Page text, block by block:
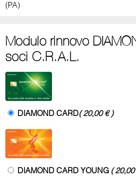
(PA)
Modulo rinnovo
soci C.R.A.L.
DIAMOND CARD( 20,00 € )
DIAMOND CARD YOUNG ( 20,00